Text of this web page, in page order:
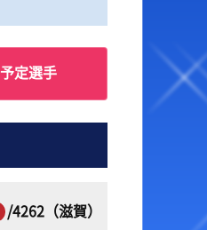
定選手
/4262（滋賀）